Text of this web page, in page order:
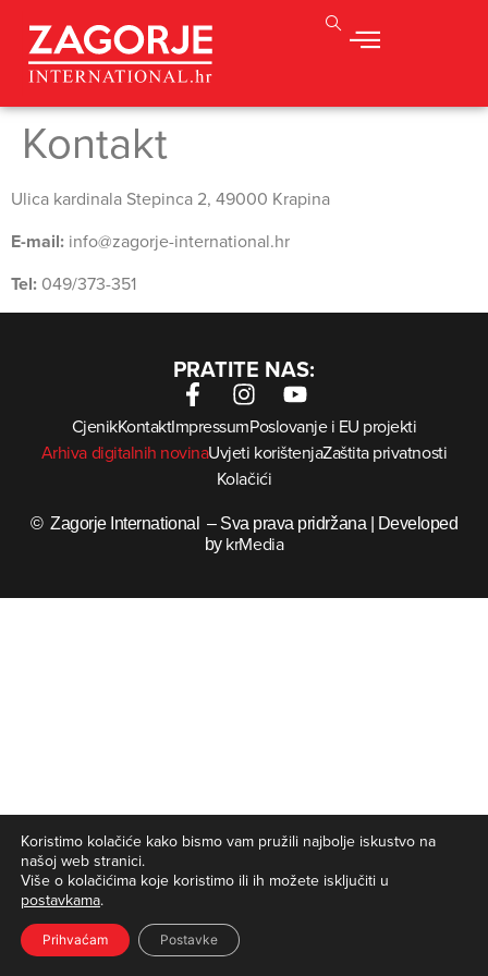
Kontakt
Ulica kardinala Stepinca 2, 49000 Krapina
E-mail: info@zagorje-international.hr
Tel: 049/373-351
PRATITE NAS:
CjenikKontaktImpressumPoslovanje i EU projekti
Arhiva digitalnih novinaUvjeti korištenjaZaštita privatnosti
Kolačići
© Zagorje International – Sva prava pridržana | Developed
by krMedia
Koristimo kolačiće kako bismo vam pružili najbolje iskustvo na
našoj web stranici.
Više o kolačićima koje koristimo ili ih možete isključiti u
postavkama.
Prihvaćam Postavke